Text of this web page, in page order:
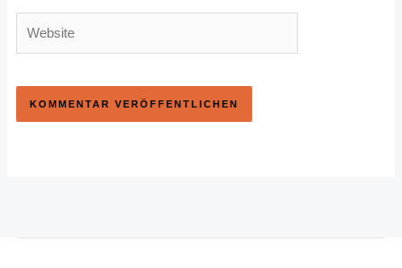
Website